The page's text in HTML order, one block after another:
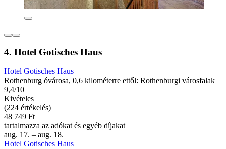
4. Hotel Gotisches Haus
Hotel Gotisches Haus
Rothenburg óvárosa, 0,6 kilométerre ettől: Rothenburgi városfalak
9,4/10
Kivételes
(224 értékelés)
48 749 Ft
tartalmazza az adókat és egyéb díjakat
aug. 17. – aug. 18.
Hotel Gotisches Haus